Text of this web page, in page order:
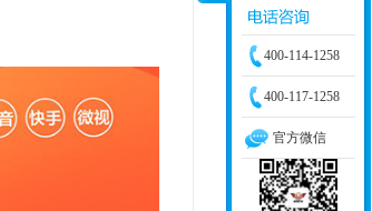
400-114-1258
400-117-1258
官方微信